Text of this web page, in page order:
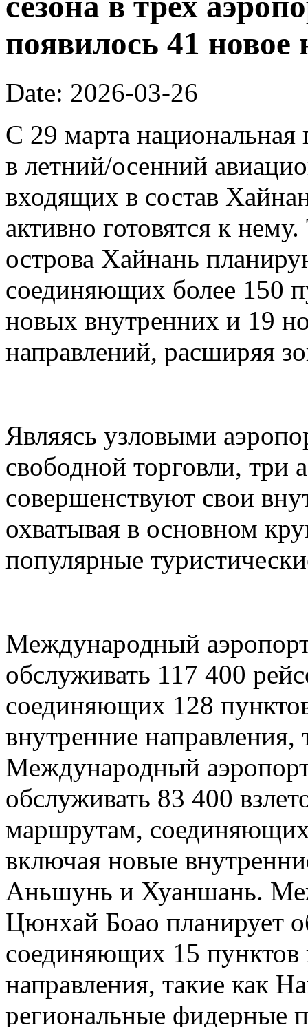
появилось 41 новое
Date: 2026-03-26
С 29 марта национальная
в летний/осенний
входящих в состав
активно готовятся к
острова Хайнань
соединяющих более 150
новых внутренних и 19
направлений, расширяя
Являясь узловыми
свободной торговли, три
совершенствуют свои
охватывая в основном
популярные
Международный
обслуживать 117 400
соединяющих 128
внутренние
Международный
обслуживать 83 400
маршрутам, соединяющих
включая новые
Аньшунь и Хуаншань.
Цюнхай Боао планирует
соединяющих 15 пунктов
направления, такие как
региональные фидерные